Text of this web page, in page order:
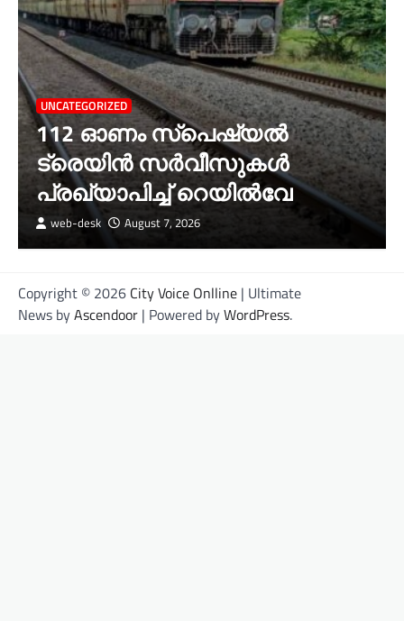
UNCATEGORIZED
112 ഓണം സ്പെഷ്യൽ
ട്രെയിൻ സർവീസുകൾ
പ്രഖ്യാപിച്ച് റെയിൽവേ
web-desk August 7, 2026
Copyright © 2026 City Voice Onlline | Ultimate
News byAscendoor | Powered byWordPress.